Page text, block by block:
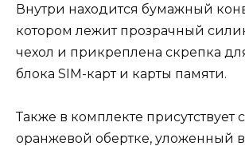
Внутри находится бумажный
котором лежит прозрачный
чехол и прикреплена скрепка
блока SIM-карт и карты памяти.
Также в комплекте присутствует
оранжевой обертке, уложенный